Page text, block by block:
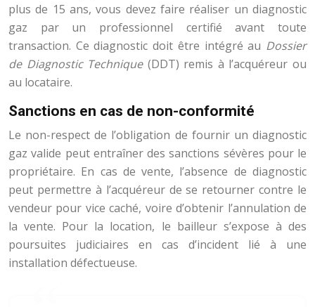
plus de 15 ans, vous devez faire réaliser un diagnostic
gaz par un professionnel certifié avant toute
transaction. Ce diagnostic doit être intégré au Dossier
de Diagnostic Technique (DDT) remis à l’acquéreur ou
au locataire.
Sanctions en cas de non-conformité
Le non-respect de l’obligation de fournir un diagnostic
gaz valide peut entraîner des sanctions sévères pour le
propriétaire. En cas de vente, l’absence de diagnostic
peut permettre à l’acquéreur de se retourner contre le
vendeur pour vice caché, voire d’obtenir l’annulation de
la vente. Pour la location, le bailleur s’expose à des
poursuites judiciaires en cas d’incident lié à une
installation défectueuse.